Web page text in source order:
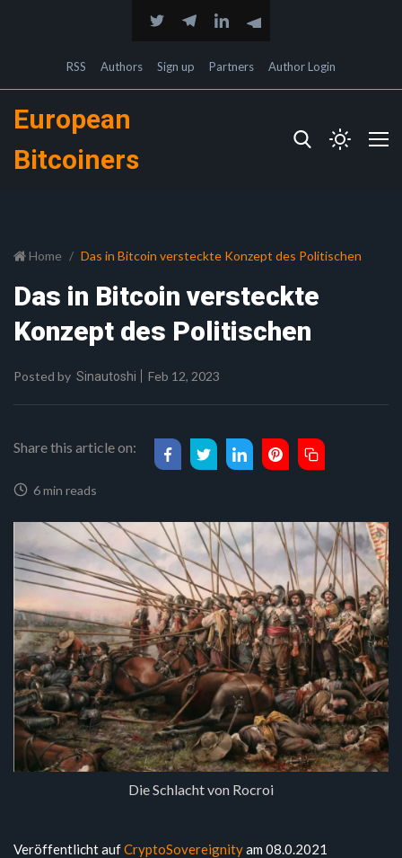
RSS Authors Sign up Partners Author Login
European
Bitcoiners
Home Das in Bitcoin versteckte Konzept des Politischen
Das in Bitcoin versteckte
Konzept des Politischen
Posted by Sinautoshi Feb 12, 2023
Share this article on:
6 min reads
Die Schlacht von Rocroi
Veröffentlicht aufCryptoSovereignityam 08.0.2021